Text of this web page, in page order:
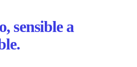
sensible a